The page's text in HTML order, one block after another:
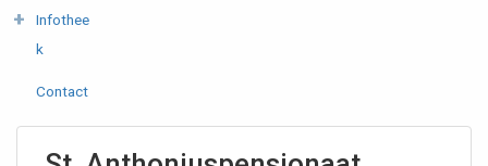
Infothee
k
Contact